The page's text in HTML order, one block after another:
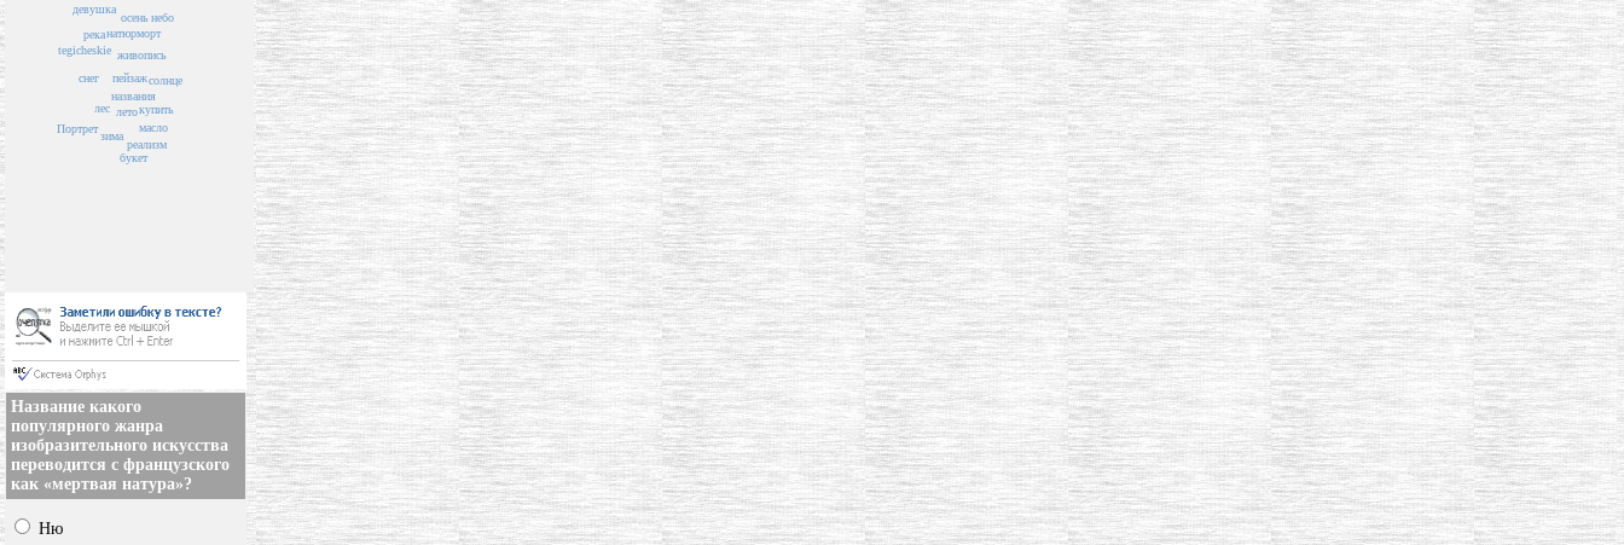
пейзаж
названия
живопись
лето
натюрморт
купить
солнце
лес
зима
осень
букет
масло
река
снег
tegicheskie
реализм
небо
Портрет
девушка
Название какого
популярного жанра
изобразительного искусства
переводится с французского
как «мертвая натура»?
Ню